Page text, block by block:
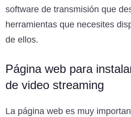
software de transmisión que
herramientas que necesites
de ellos.
Página web para
de video streaming
La página web es muy